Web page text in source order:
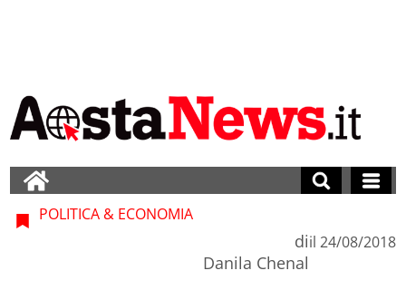
POLITICA & ECONOMIA
di
Danila Chenal
il 24/08/2018